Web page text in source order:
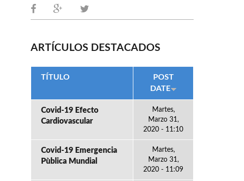
ARTÍCULOS DESTACADOS
TÍTULO
POST
DATE
Covid-19 Efecto
Cardiovascular
Martes,
Marzo 31,
2020 - 11:10
Covid-19 Emergencia
Pùblica Mundial
Martes,
Marzo 31,
2020 - 11:09